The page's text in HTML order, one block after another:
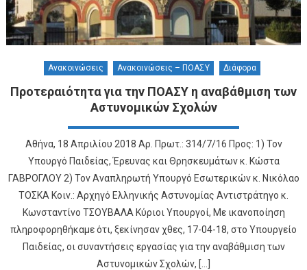
Ανακοινώσεις Ανακοινώσεις – ΠΟΑΣΥ Διάφορα
Προτεραιότητα για την ΠΟΑΣΥ η αναβάθμιση των
Αστυνομικών Σχολών
Αθήνα, 18 Απριλίου 2018 Αρ. Πρωτ.: 314/7/16 Προς: 1) Τον
Υπουργό Παιδείας, Έρευνας και Θρησκευμάτων κ. Κώστα
ΓΑΒΡΟΓΛΟΥ 2) Τον Αναπληρωτή Υπουργό Εσωτερικών κ. Νικόλαο
ΤΟΣΚΑ Κοιν.: Αρχηγό Ελληνικής Αστυνομίας Αντιστράτηγο κ.
Κωνσταντίνο ΤΣΟΥΒΑΛΑ Κύριοι Υπουργοί, Με ικανοποίηση
πληροφορηθήκαμε ότι, ξεκίνησαν χθες, 17-04-18, στο Υπουργείο
Παιδείας, οι συναντήσεις εργασίας για την αναβάθμιση των
Αστυνομικών Σχολών, [...]